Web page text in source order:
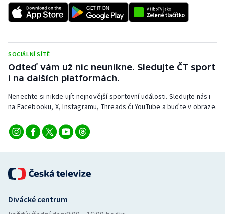
SOCIÁLNÍ SÍTĚ
Odteď vám už nic neunikne. Sledujte ČT sport
i na dalších platformách.
Nenechte si nikde ujít nejnovější sportovní události. Sledujte nás i
na Facebooku, X, Instagramu, Threads či YouTube a buďte v obraze.
Divácké centrum